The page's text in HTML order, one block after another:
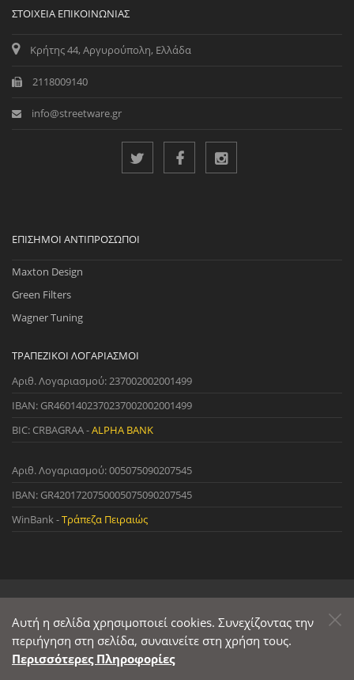
ΣΤΟΙΧΕΊΑ ΕΠΙΚΟΙΝΩΝΊΑΣ
Κρήτης 44, Αργυρούπολη, Ελλάδα
2118009140
info@streetware.gr
ΕΠΊΣΗΜΟΙ ΑΝΤΙΠΡΌΣΩΠΟΙ
Maxton Design
Green Filters
Wagner Tuning
ΤΡΑΠΕΖΙΚΟΊ ΛΟΓΑΡΙΑΣΜΟΊ
Αριθ. Λογαριασμού: 237002002001499
IBAN: GR4601402370237002002001499
BIC: CRBAGRAA -ALPHA BANK
Αριθ. Λογαριασμού: 005075090207545
IBAN: GR4201720750005075090207545
WinBank -Τράπεζα Πειραιώς
© 2022 StreetWare. All Rights Reserved. | Designed and Developedby
Primesoft&CodeCave
Αυτή η σελίδα χρησιμοποιεί cookies. Συνεχίζοντας την
περιήγηση στη σελίδα, συναινείτε στη χρήση τους.
Περισσότερες Πληροφορίες